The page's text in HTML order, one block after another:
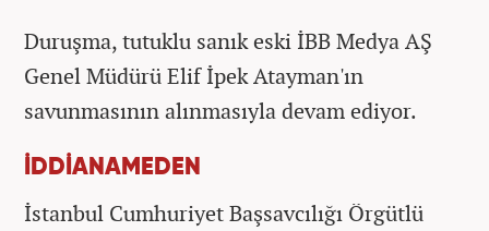
Duruşma, tutuklu sanık eski İBB Medya AŞ
Genel Müdürü Elif İpek Atayman'ın
savunmasının alınmasıyla devam ediyor.
İDDİANAMEDEN
İstanbul Cumhuriyet Başsavcılığı Örgütlü